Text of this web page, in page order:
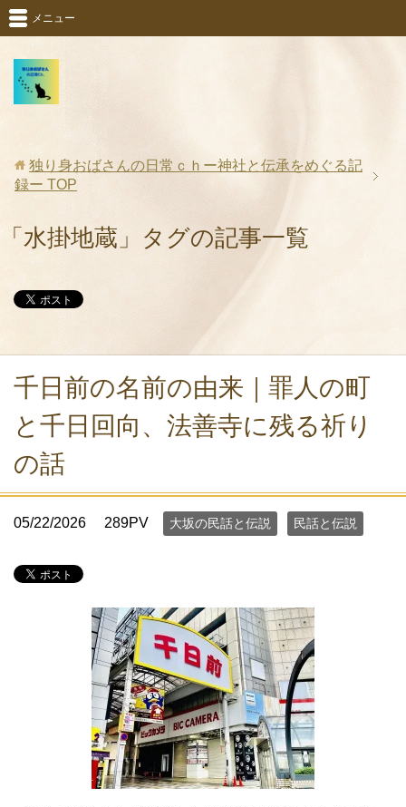
メニュー
独り身おばさんの日常ｃｈー神社と伝承をめぐる記
録ー TOP
「水掛地蔵」タグの記事一覧
千日前の名前の由来｜罪人の町
と千日回向、法善寺に残る祈り
の話
05/22/2026 289PV 大坂の民話と伝説 民話と伝説